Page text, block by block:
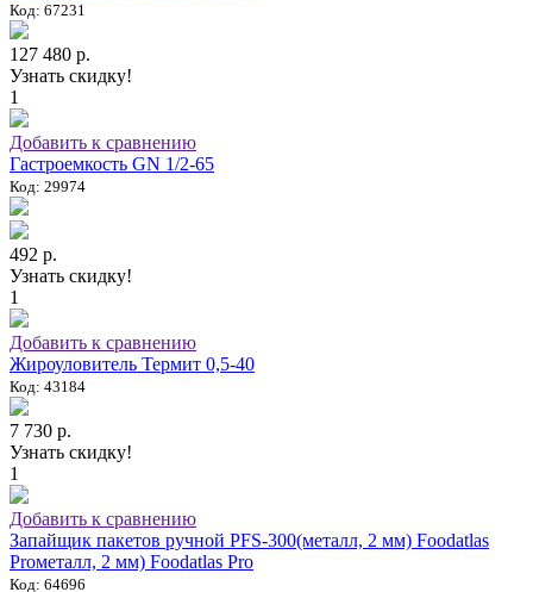
Код: 67231
127 480 р.
Узнать скидку!
1
Добавить к сравнению
Гастроемкость GN 1/2-65
Код: 29974
492 р.
Узнать скидку!
1
Добавить к сравнению
Жироуловитель Термит 0,5-40
Код: 43184
7 730 р.
Узнать скидку!
1
Добавить к сравнению
Запайщик пакетов ручной PFS-300(металл, 2 мм) Foodatlas
Proметалл, 2 мм) Foodatlas Pro
Код: 64696